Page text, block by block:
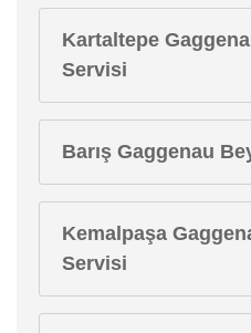
Kartaltepe
Servisi
Barış Gaggenau
Kemalpaşa
Servisi